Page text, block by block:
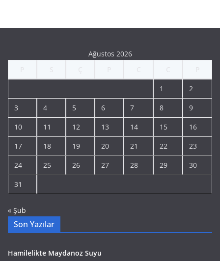
Ağustos 2026
1 2
3 4 5 6 7 8 9
10 11 12 13 14 15 16
17 18 19 20 21 22 23
24 25 26 27 28 29 30
31
« Şub
Son Yazılar
Hamilelikte Maydanoz Suyu